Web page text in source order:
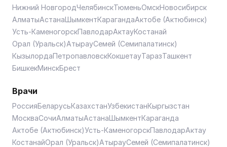
Нижний НовгородЧелябинскТюменьОмскНовосибирск
АлматыАстанаШымкентКарагандаАктобе (Актюбинск)
Усть-КаменогорскПавлодарАктауКостанай
Орал (Уральск)АтырауСемей (Семипалатинск)
КызылордаПетропавловскКокшетауТаразТашкент
БишкекМинскБрест
Врачи
РоссияБеларусьКазахстанУзбекистанКыргызстан
МоскваСочиАлматыАстанаШымкентКараганда
Актобе (Актюбинск)Усть-КаменогорскПавлодарАктау
КостанайОрал (Уральск)АтырауСемей (Семипалатинск)